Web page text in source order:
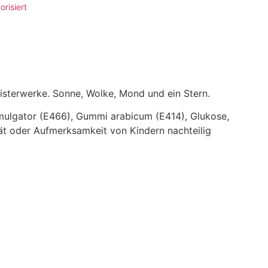
Sonne, Wolke, Mond und ein Stern.
(E466), Gummi arabicum (E414), Glukose,
oder Aufmerksamkeit von Kindern nachteilig